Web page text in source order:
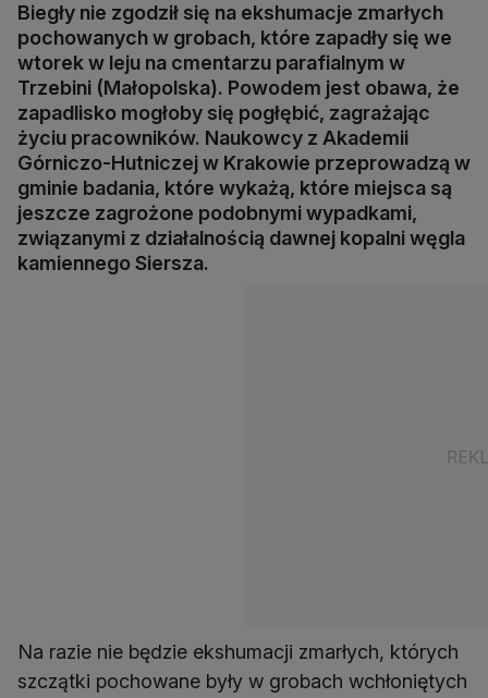
Biegły nie zgodził się na ekshumacje zmarłych
pochowanych w grobach, które zapadły się we
wtorek w leju na cmentarzu parafialnym w
Trzebini (Małopolska). Powodem jest obawa, że
zapadlisko mogłoby się pogłębić, zagrażając
życiu pracowników. Naukowcy z Akademii
Górniczo-Hutniczej w Krakowie przeprowadzą w
gminie badania, które wykażą, które miejsca są
jeszcze zagrożone podobnymi wypadkami,
związanymi z działalnością dawnej kopalni węgla
kamiennego Siersza.
Na razie nie będzie ekshumacji zmarłych, których
szczątki pochowane były w grobach wchłoniętych